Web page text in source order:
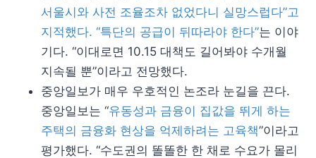
서울시와 사전 조율조차 없었다니 실망스럽다”고
지적했다. “특단의 공급이 뒤따라야 한다”는 이야
기다. “이대로면 10.15 대책도 길어봐야 수개월
지속될 뿐”이라고 전망했다.
중앙일보가 매우 우호적인 논조라 눈길을 끈다.
중앙일보는 “유동성과 금융이 집값을 뛰게 하는
주택의 금융화 현상을 억제하려는 고육책”이라고
평가했다. “수도권의 똘똘한 한 채로 수요가 몰리